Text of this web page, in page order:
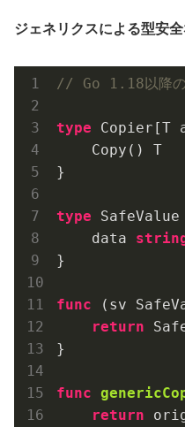
ジェネリクスによる型安
// Go 1.18以降の
type Copier[T
    Copy() T
}
type SafeValue
    data
}
func (sv
return
}
func
return